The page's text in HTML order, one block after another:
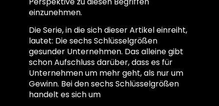
einzunehmen.
Die Serie, in die sich dieser Artikel einreiht,
lautet: Die sechs Schlüsselgrößen
gesunder Unternehmen. Das alleine gibt
schon Aufschluss darüber, dass es für
Unternehmen um mehr geht, als nur um
Gewinn. Bei den sechs Schlüsselgrößen
handelt es sich um